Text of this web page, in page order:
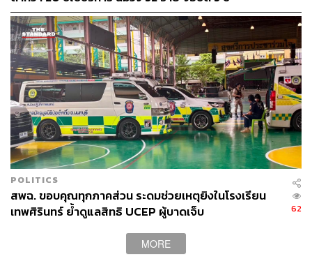
POLITICS
สพฉ. ขอบคุณทุกภาคส่วน ระดมช่วยเหตุยิงในโรงเรียน
เทพศิรินทร์ ย้ำดูแลสิทธิ UCEP ผู้บาดเจ็บ
62
MORE